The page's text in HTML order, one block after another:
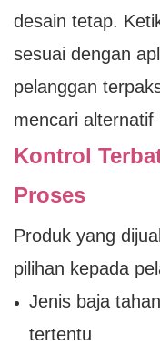
desain tetap.
sesuai dengan
pelanggan
mencari alternatif
Kontrol
Proses
Produk yang
pilihan kepada
Jenis baja
tertentu